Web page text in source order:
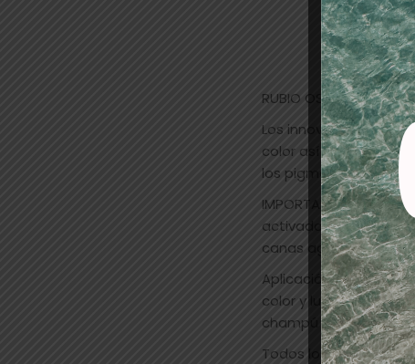
RUBIO OSCURO
Los innovadores
color así como a
los pigmentos
IMPORTANTE:
activadora tratante
canas agregar tanto
Aplicación: en el
color y luego
champú Bonacure
Todos los tonos